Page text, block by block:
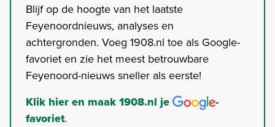
Blijf op de hoogte van het laatste
Feyenoordnieuws, analyses en
achtergronden. Voeg 1908.nl toe als Google-
favoriet en zie het meest betrouwbare
Feyenoord-nieuws sneller als eerste!
Klik hier en maak 1908.nl je
-
favoriet.